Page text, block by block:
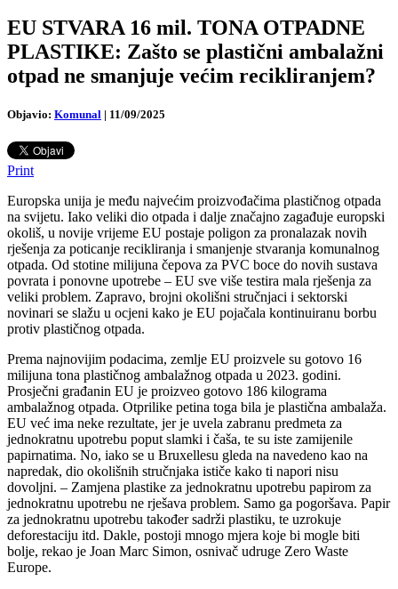
EU STVARA 16 mil. TONA OTPADNE
PLASTIKE: Zašto se plastični ambalažni
otpad ne smanjuje većim recikliranjem?
Objavio: Komunal | 11/09/2025
Print
Europska unija je među najvećim proizvođačima plastičnog otpada
na svijetu. Iako veliki dio otpada i dalje značajno zagađuje europski
okoliš, u novije vrijeme EU postaje poligon za pronalazak novih
rješenja za poticanje recikliranja i smanjenje stvaranja komunalnog
otpada. Od stotine milijuna čepova za PVC boce do novih sustava
povrata i ponovne upotrebe – EU sve više testira mala rješenja za
veliki problem. Zapravo, brojni okolišni stručnjaci i sektorski
novinari se slažu u ocjeni kako je EU pojačala kontinuiranu borbu
protiv plastičnog otpada.
Prema najnovijim podacima, zemlje EU proizvele su gotovo 16
milijuna tona plastičnog ambalažnog otpada u 2023. godini.
Prosječni građanin EU je proizveo gotovo 186 kilograma
ambalažnog otpada. Otprilike petina toga bila je plastična ambalaža.
EU već ima neke rezultate, jer je uvela zabranu predmeta za
jednokratnu upotrebu poput slamki i čaša, te su iste zamijenile
papirnatima. No, iako se u Bruxellesu gleda na navedeno kao na
napredak, dio okolišnih stručnjaka ističe kako ti napori nisu
dovoljni. – Zamjena plastike za jednokratnu upotrebu papirom za
jednokratnu upotrebu ne rješava problem. Samo ga pogoršava. Papir
za jednokratnu upotrebu također sadrži plastiku, te uzrokuje
deforestaciju itd. Dakle, postoji mnogo mjera koje bi mogle biti
bolje, rekao je Joan Marc Simon, osnivač udruge Zero Waste
Europe.